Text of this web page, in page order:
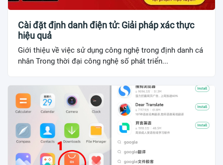
Cài đặt định danh điện tử: Giải pháp xác thực
hiệu quả
Giới thiệu về việc sử dụng công nghệ trong định danh cá
nhân Trong thời đại công nghệ số phát triển...